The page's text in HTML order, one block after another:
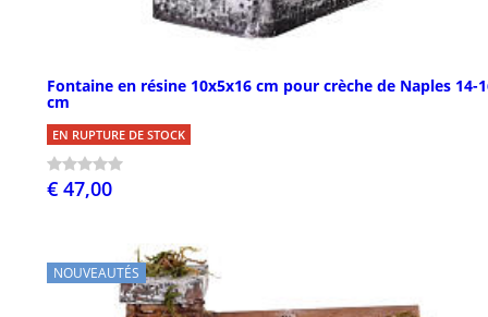
Fontaine en résine 10x5x16 cm pour crèche de Naples 14-
cm
EN RUPTURE DE STOCK
€ 47,00
NOUVEAUTÉS